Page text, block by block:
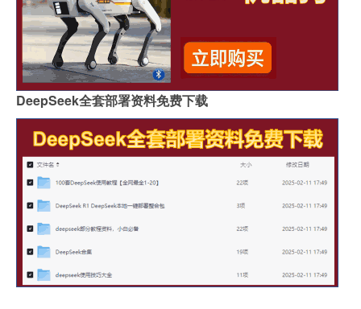
DeepSeek全套部署资料免费下载